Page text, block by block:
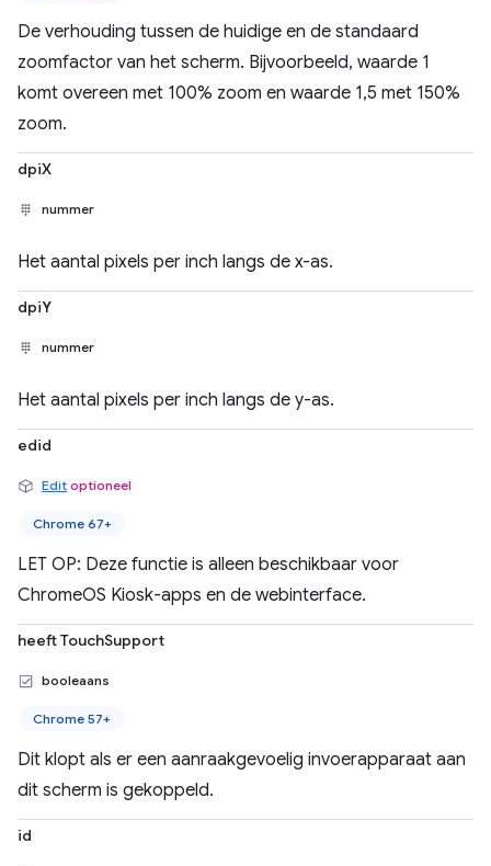
De verhouding tussen de huidige en de standaard
zoomfactor van het scherm. Bijvoorbeeld, waarde 1
komt overeen met 100% zoom en waarde 1,5 met 150%
zoom.
dpiX
nummer
Het aantal pixels per inch langs de x-as.
dpiY
nummer
Het aantal pixels per inch langs de y-as.
edid
Edit optioneel
Chrome 67+
LET OP: Deze functie is alleen beschikbaar voor
ChromeOS Kiosk-apps en de webinterface.
heeft TouchSupport
booleaans
Chrome 57+
Dit klopt als er een aanraakgevoelig invoerapparaat aan
dit scherm is gekoppeld.
id